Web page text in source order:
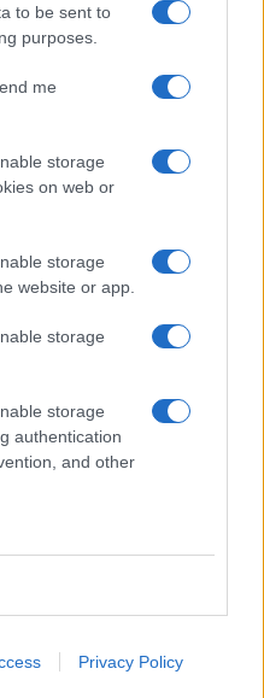
to be sent to
purposes.
me
storage
on web or
storage
website or app.
storage
storage
authentication
and other
Privacy Policy
come riconoscere i
Moschino a Forte di
Italia